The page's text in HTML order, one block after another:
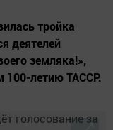
тройка
деятелей
земляка!»,
100-летию ТАССР.